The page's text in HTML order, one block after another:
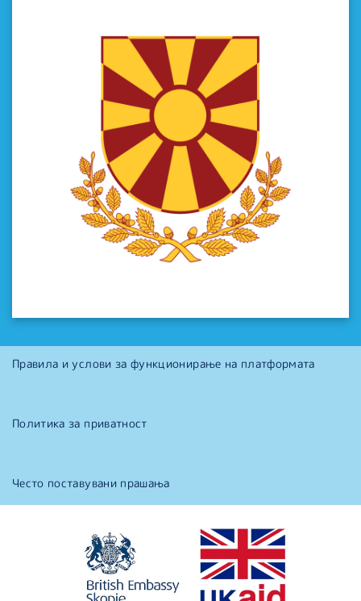
Правила и услови за функционирање на платформата
Политика за приватност
Често поставувани прашања